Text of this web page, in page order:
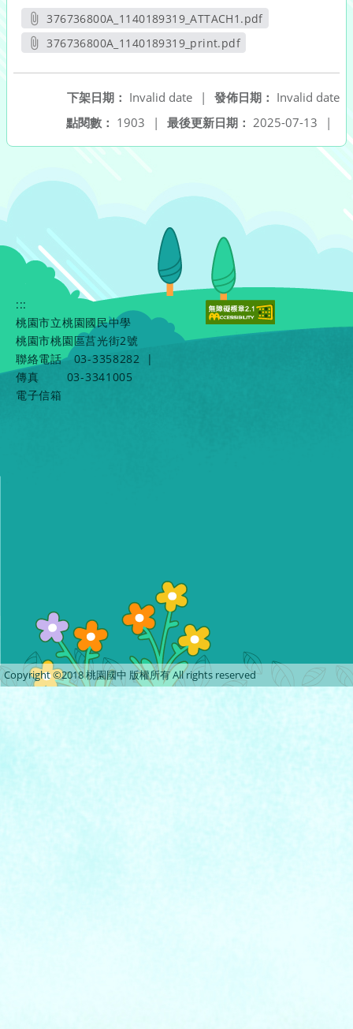
376736800A_1140189319_ATTACH1.pdf
另開新視窗
376736800A_1140189319_print.pdf
發佈日期： Invalid date
下架日期： Invalid date
|
最後更新日期： 2025-07-13 |
點閱數： 1903 |
:::
桃園市立桃園國民中學
桃園市桃園區莒光街2號
聯絡電話
03-3358282
|
傳真
03-3341005
電子信箱
Copyright ©2018 桃園國中 版權所有 All rights reserved